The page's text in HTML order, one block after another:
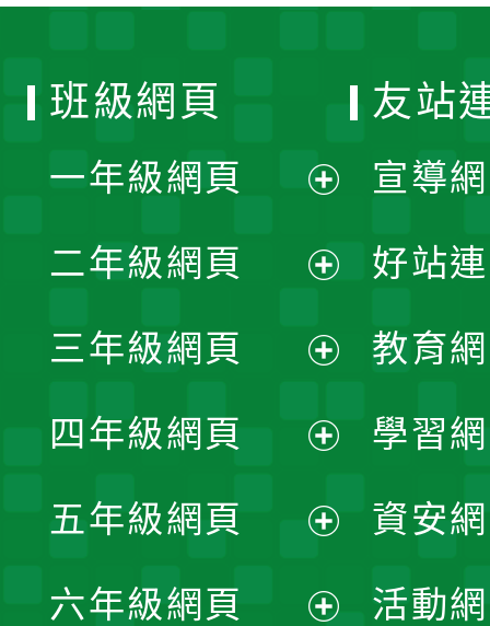
班級網頁
一年級網頁
開
選
單
二年級網頁
開
選
單
三年級網頁
開
選
單
四年級網頁
開
選
五年級網頁
六年級網頁
友站
宣導
好站
教育
學習
資安
活動